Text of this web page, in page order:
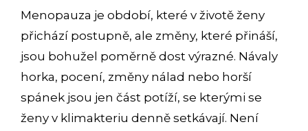
Menopauza je období, které v životě ženy
přichází postupně, ale změny, které přináší,
jsou bohužel poměrně dost výrazné. Návaly
horka, pocení, změny nálad nebo horší
spánek jsou jen část potíží, se kterými se
ženy v klimakteriu denně setkávají. Není